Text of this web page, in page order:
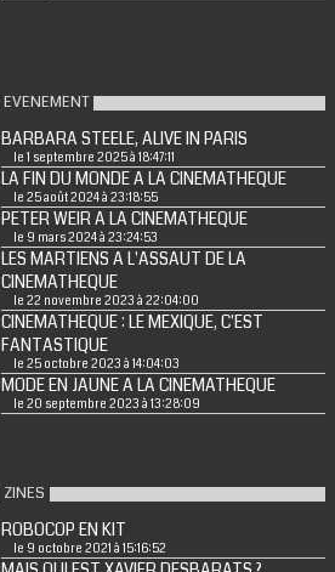
EVENEMENT
BARBARA STEELE, ALIVE IN PARIS
le 1 septembre 2025 à 18:47:11
LA FIN DU MONDE A LA CINEMATHEQUE
le 25 août 2024 à 23:18:55
PETER WEIR A LA CINEMATHEQUE
le 9 mars 2024 à 23:24:53
LES MARTIENS A L'ASSAUT DE LA
CINEMATHEQUE
le 22 novembre 2023 à 22:04:00
CINEMATHEQUE : LE MEXIQUE, C'EST
FANTASTIQUE
le 25 octobre 2023 à 14:04:03
MODE EN JAUNE A LA CINEMATHEQUE
le 20 septembre 2023 à 13:28:09
ZINES
ROBOCOP EN KIT
le 9 octobre 2021 à 15:16:52